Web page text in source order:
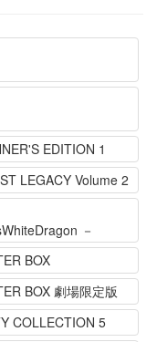
EDITION 1
LEGACY Volume 2
－
BOX
BOX 劇場限定版
COLLECTION 5